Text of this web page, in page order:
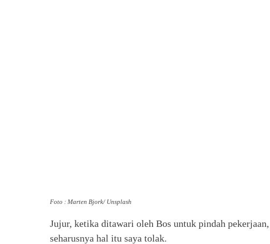
Foto : Marten Bjork/ Unsplash
Jujur, ketika ditawari oleh Bos untuk pindah
seharusnya hal itu saya tolak.